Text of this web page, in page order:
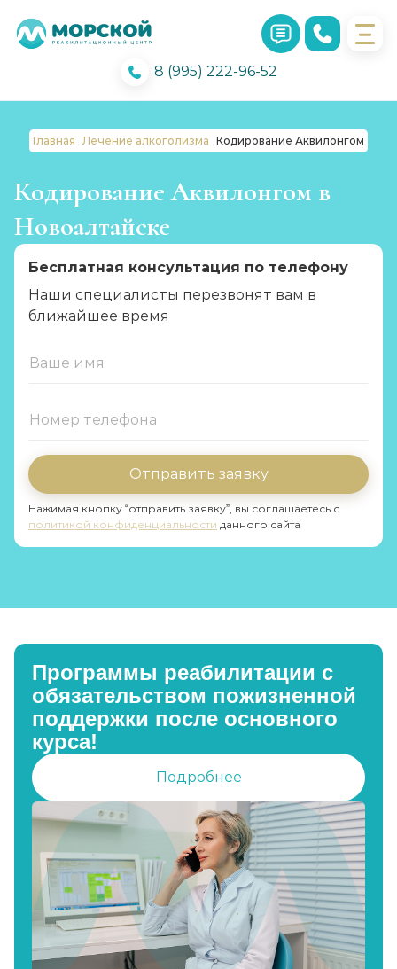
8 (995) 222-96-52
Главная Лечение алкоголизма Кодирование Аквилонгом
Кодирование Аквилонгом в
Новоалтайске
Бесплатная консультация по телефону
Наши специалисты перезвонят вам в
ближайшее время
Отправить заявку
Нажимая кнопку “отправить заявку”, вы соглашаетесь с
политикой конфиденциальности данного сайта
Программы реабилитации с
обязательством пожизненной
поддержки после основного
курса!
Подробнее